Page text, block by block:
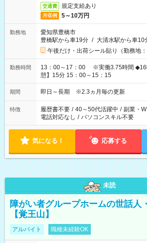
交通費 規定支給あり
月収例 5～10万円
勤務地
愛知県豊橋市
豊橋駅から車19分 / 大清水駅から車10
午後だけ・出荷シール貼り（勤務地
勤務時間
13：00～17：00 ※実働3.75時間 ◆16時までも相談可能 【休
憩】15分 15：00～15：15
期間 即日～長期 ※2.3ヵ月毎の更新
特徴 履歴書不要 / 40～50代活躍中 / 副業・
電話対応なし / パソコンスキル不要
気になる！ 応募する
未読
障がい者グループホームの世話人
【覚王山】
アルバイト 職種未経験OK